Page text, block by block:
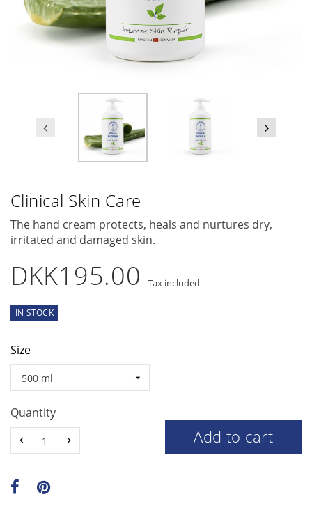
Clinical Skin Care
The hand cream protects, heals and nurtures dry,
irritated and damaged skin.
DKK195.00 Tax included
IN STOCK
Size
Quantity
Add to cart